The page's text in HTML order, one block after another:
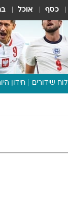
כסף אוכל
לוח שידורים חידון